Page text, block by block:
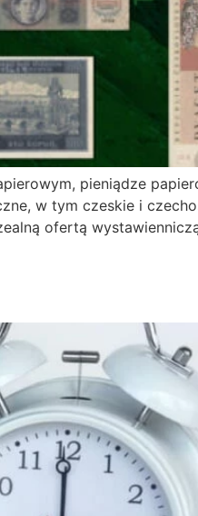
pieniądze
w tym czeskie i
ofertą